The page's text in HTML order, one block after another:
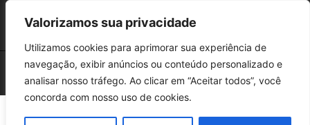
Valorizamos sua privacidade
Utilizamos cookies para aprimorar sua experiência de
navegação, exibir anúncios ou conteúdo personalizado e
analisar nosso tráfego. Ao clicar em “Aceitar todos”, você
concorda com nosso uso de cookies.